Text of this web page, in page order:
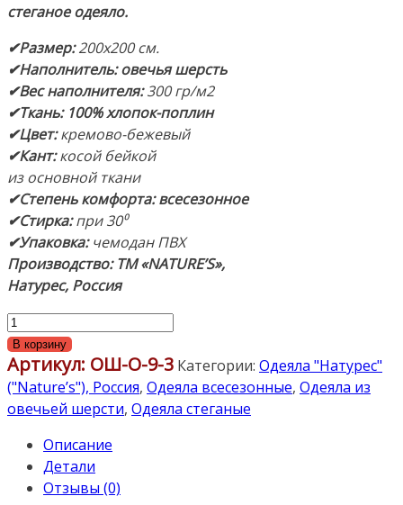
10,000 ₽.
стеганое одеяло.
✔Размер:200х200 см.
✔Наполнитель: овечья шерсть
✔Вес наполнителя:300 гр/м2
✔Ткань: 100% хлопок-поплин
✔Цвет:кремово-бежевый
✔Кант:косой бейкой
из основной ткани
✔Степень комфорта: всесезонное
✔Стирка:при 30⁰
✔Упаковка:чемодан ПВХ
Производство: ТМ «NATURE’S»,
Натурес, Россия
Количество
товара
«Овечья
шерсть»
200х200см.
стеганое
шерстяное
одеяло
В корзину
Артикул: ОШ-О-9-3 Категории: Одеяла "Натурес"
("Nature’s"), Россия, Одеяла всесезонные, Одеяла из
овечьей шерсти, Одеяла стеганые
Описание
Детали
Отзывы (0)